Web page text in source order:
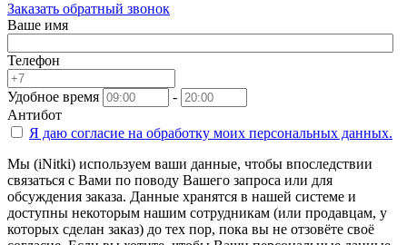
Заказать обратный звонок
Ваше имя
Телефон
Удобное время
-
Антибот
Я даю согласие на обработку моих персональных данных.
Мы (iNitki) используем ваши данные, чтобы впоследствии
связаться с Вами по поводу Вашего запроса или для
обсуждения заказа. Данные хранятся в нашей системе и
доступны некоторым нашим сотрудникам (или продавцам, у
которых сделан заказ) до тех пор, пока вы не отзовёте своё